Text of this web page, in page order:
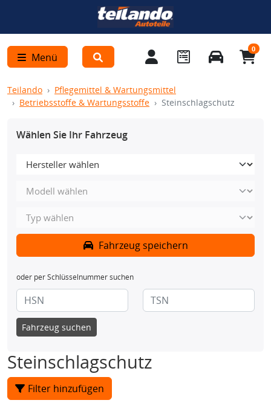
Menü
0
Teilando
Pflegemittel & Wartungsmittel
Betriebsstoffe & Wartungsstoffe
Steinschlagschutz
Wählen Sie Ihr Fahrzeug
Fahrzeug speichern
oder per Schlüsselnummer suchen
Fahrzeug suchen
Steinschlagschutz
Filter hinzufügen